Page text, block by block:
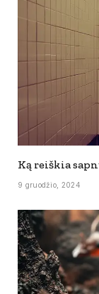
Ką reiškia
9 gruodžio, 2024